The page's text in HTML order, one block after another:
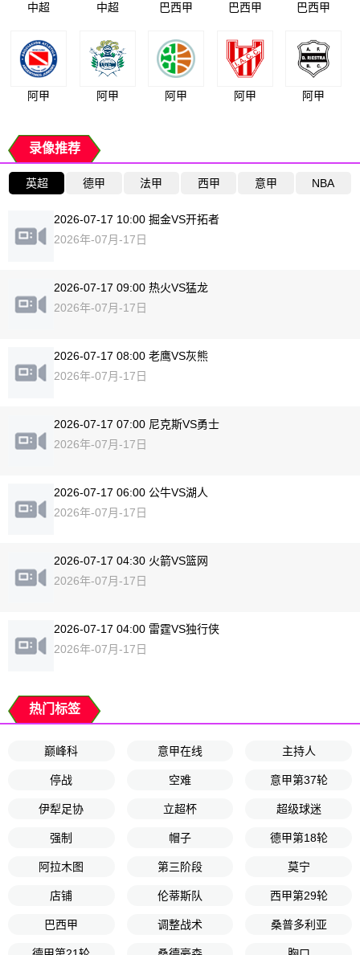
中超 中超 巴西甲 巴西甲 巴西甲
阿甲 阿甲 阿甲 阿甲 阿甲
录像推荐
英超 德甲 法甲 西甲 意甲 NBA
2026-07-17 10:00 掘金VS开拓者
2026年-07月-17日
2026-07-17 09:00 热火VS猛龙
2026年-07月-17日
2026-07-17 08:00 老鹰VS灰熊
2026年-07月-17日
2026-07-17 07:00 尼克斯VS勇士
2026年-07月-17日
2026-07-17 06:00 公牛VS湖人
2026年-07月-17日
2026-07-17 04:30 火箭VS篮网
2026年-07月-17日
2026-07-17 04:00 雷霆VS独行侠
2026年-07月-17日
热门标签
巅峰科 意甲在线 主持人
停战 空难 意甲第37轮
伊犁足协 立超杯 超级球迷
强制 帽子 德甲第18轮
阿拉木图 第三阶段 莫宁
店铺 伦蒂斯队 西甲第29轮
巴西甲 调整战术 桑普多利亚